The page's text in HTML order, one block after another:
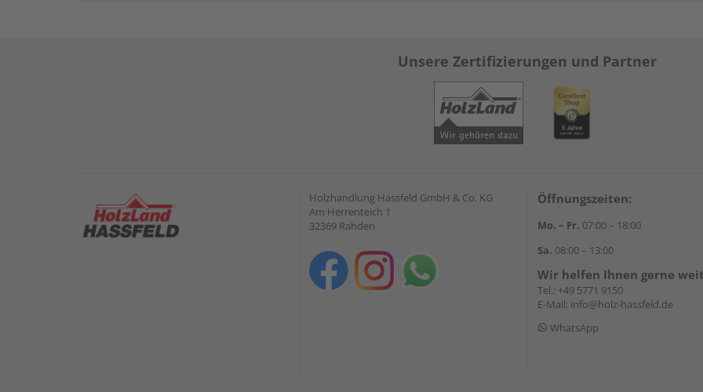
Unsere Zertifizierungen und Partner
Holzhandlung Hassfeld GmbH & Co. KG
Am Herrenteich 1
32369 Rahden
Öffnungszeiten:
Mo. – Fr. 07:00 – 18:00
Sa. 08:00 – 13:00
Wir helfen Ihnen gerne
Tel.: +49 5771 9150
E-Mail: info@holz-hassfeld.de
WhatsApp